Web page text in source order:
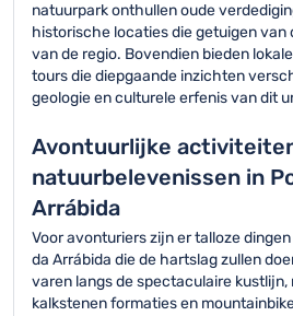
natuurpark onthullen oude
historische locaties die getuigen van
van de regio. Bovendien bieden
tours die diepgaande inzichten
geologie en culturele erfenis van dit
Avontuurlijke
natuurbelevenissen in
Arrábida
Voor avonturiers zijn er talloze
da Arrábida die de hartslag zullen
varen langs de spectaculaire kustlijn,
kalkstenen formaties en